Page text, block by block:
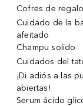
Cofres de regalo
Cuidado de la
afeitado
Champu solido
Cuidados del
¡Di adiós a las
abiertas!
Serum ácido